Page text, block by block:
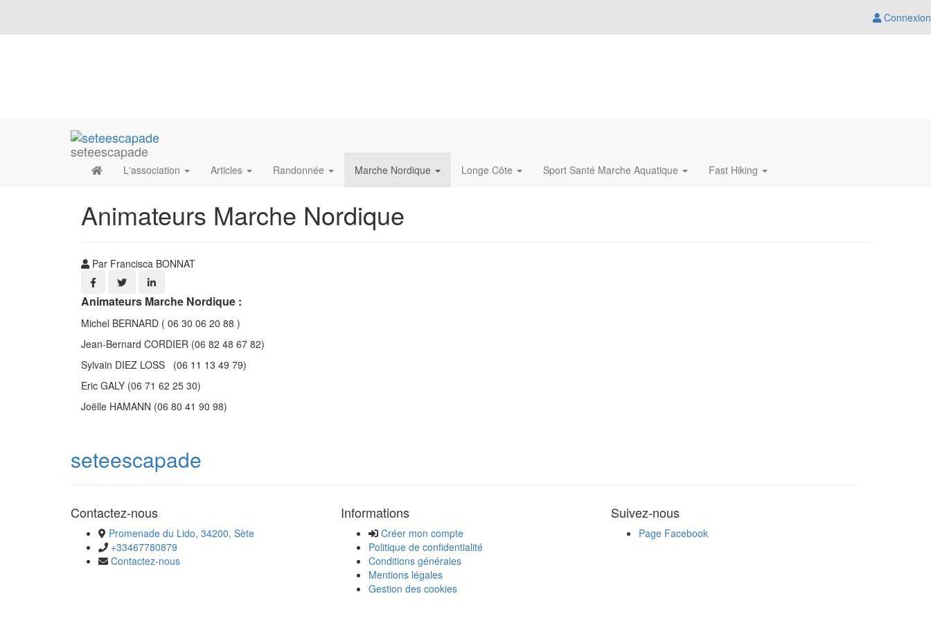
Connexion
seteescapade
L'association Articles Randonnée Marche Nordique Longe Côte Sport Santé Marche Aquatique Fast Hiking
Animateurs Marche Nordique
Par Francisca BONNAT
Animateurs Marche Nordique :
Michel BERNARD ( 06 30 06 20 88 )
Jean-Bernard CORDIER (06 82 48 67 82)
Sylvain DIEZ LOSS (06 11 13 49 79)
Eric GALY (06 71 62 25 30)
Joëlle HAMANN (06 80 41 90 98)
seteescapade
Contactez-nous
Promenade du Lido, 34200, Sète
+33467780879
Contactez-nous
Informations
Créer mon compte
Politique de confidentialité
Conditions générales
Mentions légales
Gestion des cookies
Suivez-nous
Page Facebook